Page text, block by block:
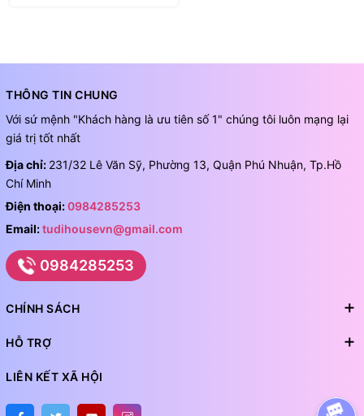
THÔNG TIN CHUNG
Với sứ mệnh "Khách hàng là ưu tiên số 1" chúng tôi luôn mạng lại
giá trị tốt nhất
Địa chỉ: 231/32 Lê Văn Sỹ, Phường 13, Quận Phú Nhuận, Tp.Hồ
Chí Minh
Điện thoại:0984285253
Email:tudihousevn@gmail.com
0984285253
CHÍNH SÁCH
HỖ TRỢ
LIÊN KẾT XÃ HỘI